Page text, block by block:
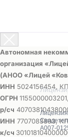
Автономная
организация
(АНОО «Лицей
ИНН 5024156454,
ОГРН 1155000003201,
р/сч
ИНН 7707083893,
к/сч
А007-